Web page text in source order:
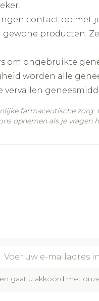
–
–
suspensie langzaam
en het flesje
water toevoegen
van water
niet in de
contact op met
gewone producten.
om ongebruikte
worden alle
farmaceutische
opnemen als je vragen
gaat u akkoord met